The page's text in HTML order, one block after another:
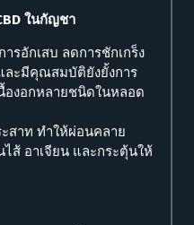
ในกัญชา
รอักเสบ ลดการชักเกร็ง
ละมีคุณสมบัติยังยั้งการ
องอกหลายชนิดในหลอด
สาท ทำให้ผ่อนคลาย
ส้ อาเจียน และกระตุ้นให้